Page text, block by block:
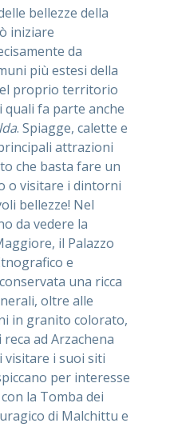
bellezze della
iniziare
da
più estesi della
proprio territorio
quali fa parte anche
. Spiagge, calette e
attrazioni
che basta fare un
o visitare i dintorni
bellezze! Nel
da vedere la
il Palazzo
e
una ricca
oltre alle
in granito colorato,
ad Arzachena
visitare i suoi siti
per interesse
con la Tomba dei
di Malchittu e